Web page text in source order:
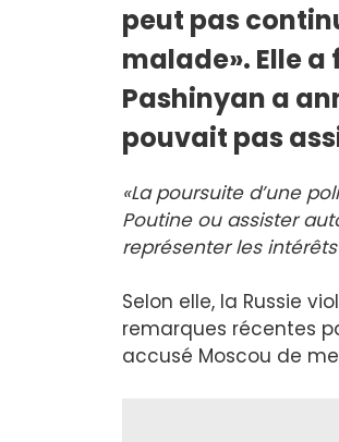
peut pas
malade». Elle
Pashinyan a
pouvait pas
«La poursuite d’une
Poutine ou assister
représenter les
Selon elle, la Russie
remarques récentes
accusé Moscou de